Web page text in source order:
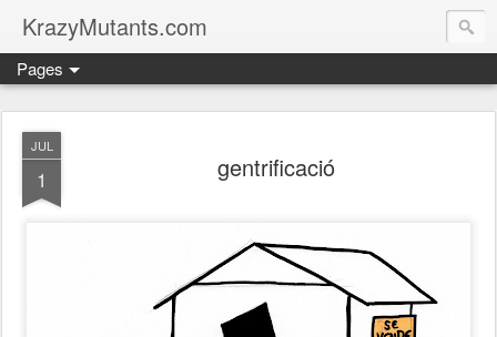
KrazyMutants.com
Pages
JUL
1 gentrificació